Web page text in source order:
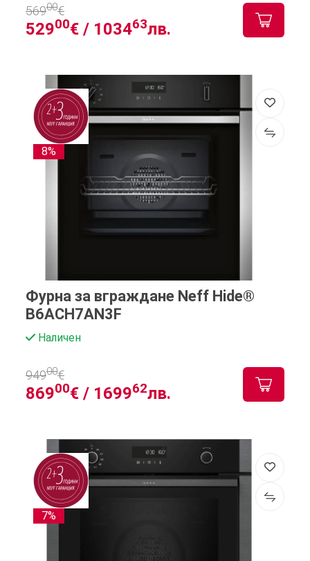
52900€ / 103463лв.
56900€
8%
Фурна за вграждане Neff Hide®
B6ACH7AN3F
Наличен
86900€ / 169962лв.
94900€
7%